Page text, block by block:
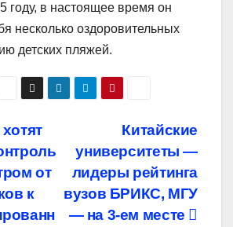
году, в настоящее время он
несколько оздоровительных
детских пляжей.
Китайские
университеты —
лидеры рейтинга
вузов БРИКС, МГУ
— на 3-ем месте
от
к